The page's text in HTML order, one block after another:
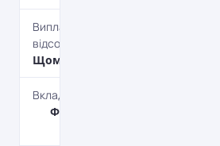
Виплата
відсотків
Щомісяця
Вкладник
Фізичним